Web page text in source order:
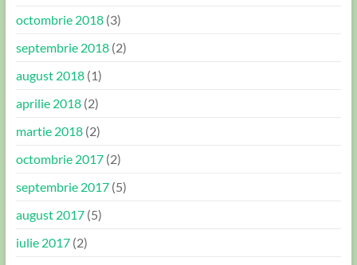
octombrie 2018(3)
septembrie 2018(2)
august 2018(1)
aprilie 2018(2)
martie 2018(2)
octombrie 2017(2)
septembrie 2017(5)
august 2017(5)
iulie 2017(2)